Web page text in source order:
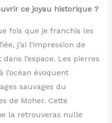
ce joyau historique ?
fois que je franchis les
j’ai l’impression de
l’espace. Les pierres
l’océan évoquent
sauvages du
de Moher. Cette
la retrouveras nulle